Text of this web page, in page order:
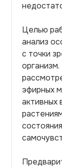
Целью
анализ
с точки
эфирных
активных